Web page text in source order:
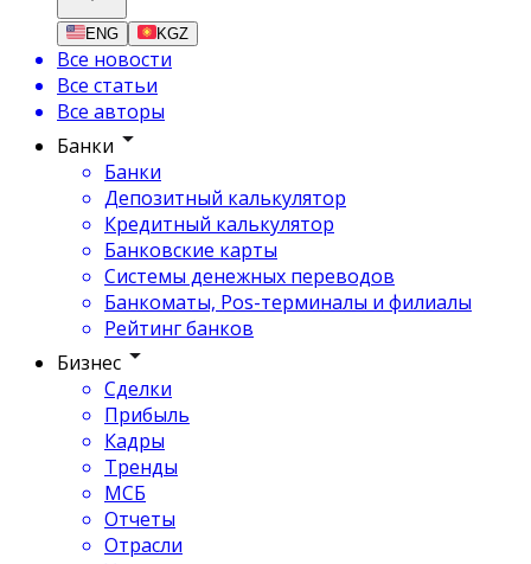
ENG KGZ
Все новости
Все статьи
Все авторы
Банки
Банки
Депозитный калькулятор
Кредитный калькулятор
Банковские карты
Системы денежных переводов
Банкоматы, Pos-терминалы и филиалы
Рейтинг банков
Бизнес
Сделки
Прибыль
Кадры
Тренды
МСБ
Отчеты
Отрасли